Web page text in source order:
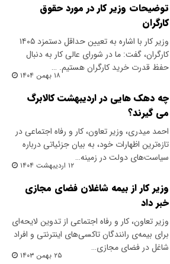
توضیحات وزیر کار در مورد حقوق
کارگران
وزیر کار با اشاره به تعیین حداقل دستمزد ۱۴۰۵
کارگران، گفت: ما در شورای عالی کار به دنبال
حفظ قدرت خرید کارگران هستیم. …
۱۸ بهمن ۱۴۰۴
چه دهک هایی در اردیبهشت کالابرگ
می گیرند؟
احمد میدری، وزیر تعاون، کار و رفاه اجتماعی در
تازه‌ترین اظهارات خود، به بیان جزئیاتی درباره
سیاست‌های دولت در زمینه…
۱۲ اردیبهشت ۱۴۰۴
وزیر کار از بیمه شاغلان فضای مجازی
خبر داد
وزیر تعاون، کار و رفاه اجتماعی از تدوین لایحه‌ای
برای بیمه‌ی رانندگان تاکسی‌های اینترنتی و افراد
شاغل در فضای مجازی…
۲۵ بهمن ۱۴۰۳